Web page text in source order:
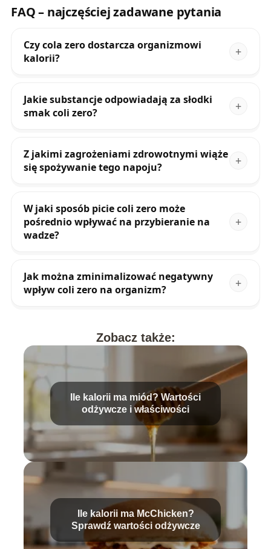
FAQ – najczęściej zadawane pytania
Czy cola zero dostarcza organizmowi
kalorii?
Jakie substancje odpowiadają za słodki
smak coli zero?
Z jakimi zagrożeniami zdrowotnymi wiąże
się spożywanie tego napoju?
W jaki sposób picie coli zero może
pośrednio wpływać na przybieranie na
wadze?
Jak można zminimalizować negatywny
wpływ coli zero na organizm?
Zobacz także:
Ile kalorii ma miód? Wartości
odżywcze i właściwości
Ile kalorii ma McChicken?
Sprawdź wartości odżywcze